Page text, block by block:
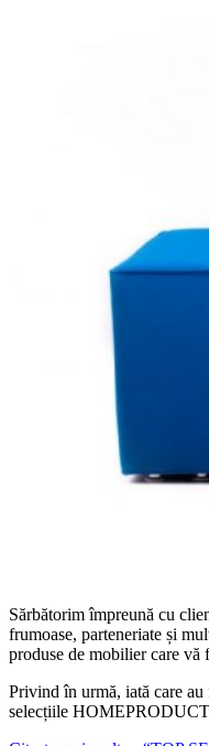
Sărbătorim împreună cu
frumoase, parteneriate și
produse de mobilier care vă
Privind în urmă, iată care au
selecțiile